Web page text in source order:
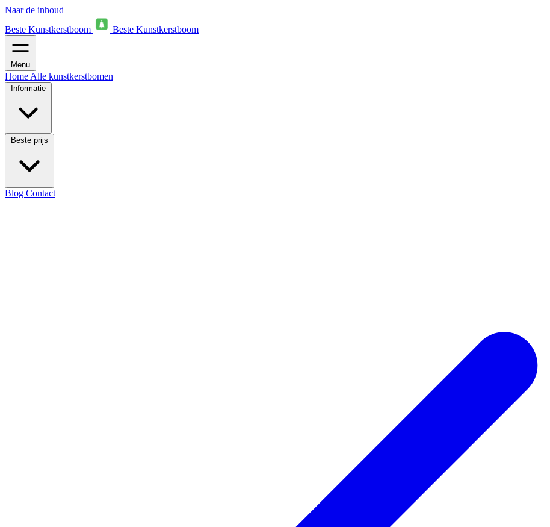
Naar de inhoud
Beste Kunstkerstboom
Beste Kunstkerstboom
Menu
Home Alle kunstkerstbomen
Informatie
Beste prijs
Blog Contact